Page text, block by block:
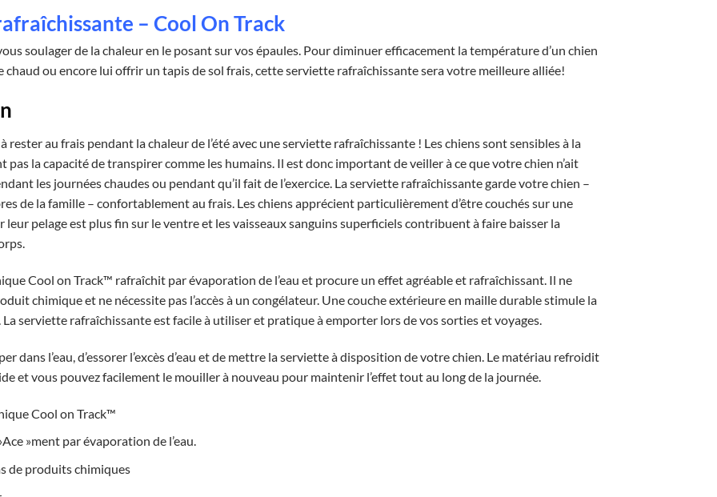
– Cool On Track
soulager de la chaleur en le posant sur vos épaules. Pour diminuer efficacement la température d’un chien
chaud ou encore lui offrir un tapis de sol frais, cette serviette rafraîchissante sera votre meilleure alliée!
rester au frais pendant la chaleur de l’été avec une serviette rafraîchissante ! Les chiens sont sensibles à la
pas la capacité de transpirer comme les humains. Il est donc important de veiller à ce que votre chien n’ait
les journées chaudes ou pendant qu’il fait de l’exercice. La serviette rafraîchissante garde votre chien –
de la famille – confortablement au frais. Les chiens apprécient particulièrement d’être couchés sur une
leur pelage est plus fin sur le ventre et les vaisseaux sanguins superficiels contribuent à faire baisser la
Cool on Track™ rafraîchit par évaporation de l’eau et procure un effet agréable et rafraîchissant. Il ne
chimique et ne nécessite pas l’accès à un congélateur. Une couche extérieure en maille durable stimule la
La serviette rafraîchissante est facile à utiliser et pratique à emporter lors de vos sorties et voyages.
dans l’eau, d’essorer l’excès d’eau et de mettre la serviette à disposition de votre chien. Le matériau refroidit
et vous pouvez facilement le mouiller à nouveau pour maintenir l’effet tout au long de la journée.
Cool on Track™
»ment par évaporation de l’eau.
de produits chimiques